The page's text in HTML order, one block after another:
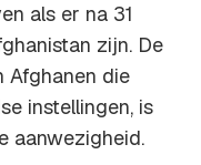
als er na 31
zijn. De
Afghanen die
instellingen, is
aanwezigheid.